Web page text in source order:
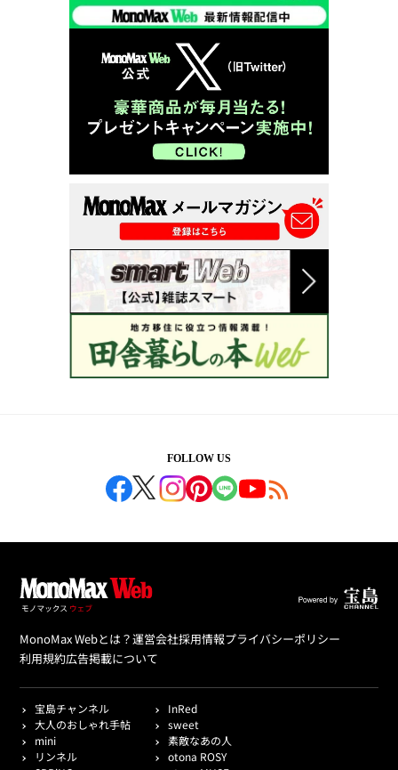
FOLLOW US
MonoMax Webとは？運営会社採用情報プライバシーポリシー
利用規約広告掲載について
宝島チャンネル
InRed
大人のおしゃれ手帖
sweet
mini
素敵なあの人
リンネル
otona ROSY